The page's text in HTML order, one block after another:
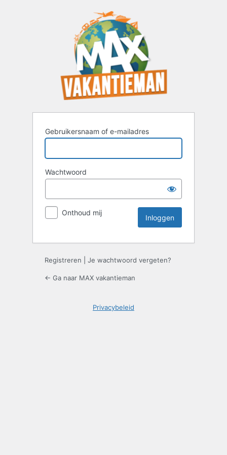
Gebruikersnaam of e-mailadres
Wachtwoord
Onthoud mij
Registreren Je wachtwoord vergeten?
← Ga naar MAX vakantieman
Privacybeleid